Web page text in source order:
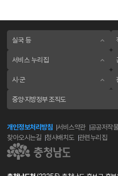
실국 등
서비스 누리집
시·군
중앙·지방정부 조직도
개인정보처리방침 서비스약관 공공저작
찾아오시는길
청사배치도 관련누리집